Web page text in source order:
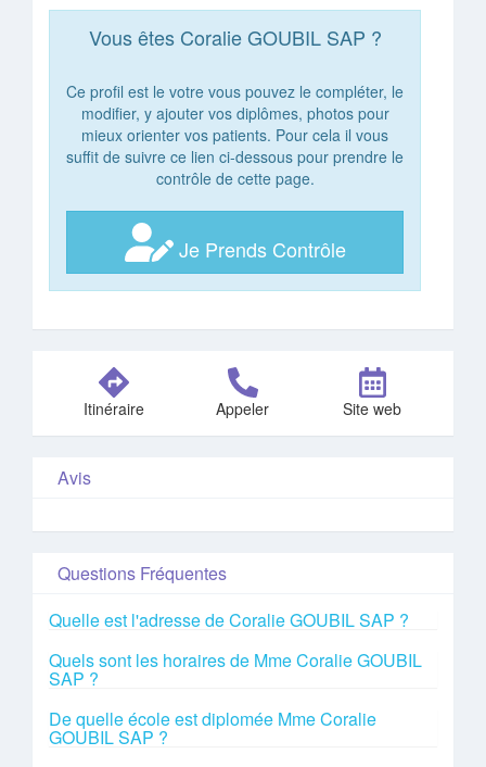
Vous êtes Coralie GOUBIL SAP ?
Ce profil est le votre vous pouvez le compléter, le
modifier, y ajouter vos diplômes, photos pour
mieux orienter vos patients. Pour cela il vous
suffit de suivre ce lien ci-dessous pour prendre le
contrôle de cette page.
Je Prends Contrôle
Itinéraire Appeler Site web
Avis
Questions Fréquentes
Quelle est l'adresse de Coralie GOUBIL SAP ?
Quels sont les horaires de Mme Coralie GOUBIL
SAP ?
De quelle école est diplomée Mme Coralie
GOUBIL SAP ?